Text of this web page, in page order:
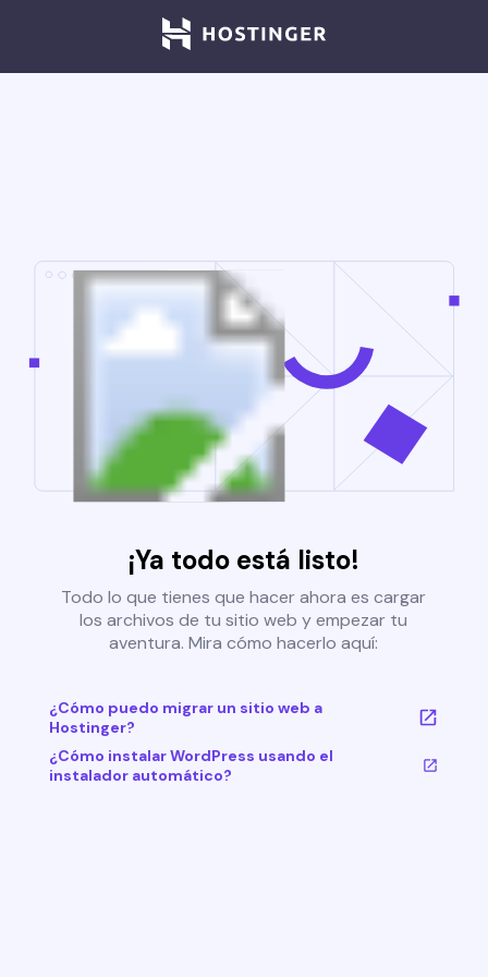
¡Ya todo está listo!
Todo lo que tienes que hacer ahora es cargar
los archivos de tu sitio web y empezar tu
aventura. Mira cómo hacerlo aquí:
¿Cómo puedo migrar un sitio web a
Hostinger?
¿Cómo instalar WordPress usando el
instalador automático?